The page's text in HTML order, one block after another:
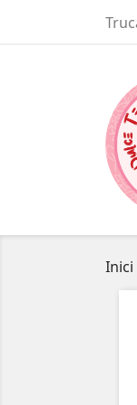
Inici